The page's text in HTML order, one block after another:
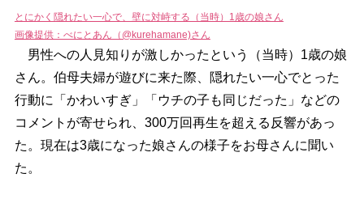
とにかく隠れたい一心で、壁に対峙する（当時）1歳の娘さん
画像提供：べにとあん（@kurehamane)さん
男性への人見知りが激しかったという（当時）1歳の娘
さん。伯母夫婦が遊びに来た際、隠れたい一心でとった
行動に「かわいすぎ」「ウチの子も同じだった」などの
コメントが寄せられ、300万回再生を超える反響があっ
た。現在は3歳になった娘さんの様子をお母さんに聞い
た。